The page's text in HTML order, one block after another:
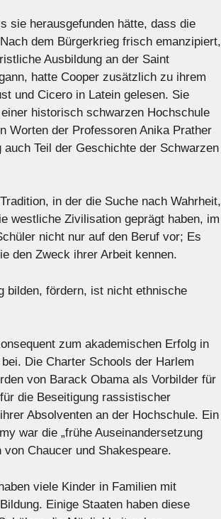
sie herausgefunden hätte, dass die
dem Bürgerkrieg frisch emanzipiert,
Ausbildung an der Saint
hatte Cooper zusätzlich zu ihrem
und Cicero in Latein gelesen. Sie
historisch schwarzen Hochschule
Worten der Professoren Anika Prather
Teil der Geschichte der Schwarzen
in der die Suche nach Wahrheit,
westliche Zivilisation geprägt haben, im
nicht nur auf den Beruf vor; Es
den Zweck ihrer Arbeit kennen.
bilden, fördern, ist nicht ethnische
zum akademischen Erfolg in
Die Charter Schools der Harlem
von Barack Obama als Vorbilder für
die Beseitigung rassistischer
Absolventen an der Hochschule. Ein
war die „frühe Auseinandersetzung
Chaucer und Shakespeare.
viele Kinder in Familien mit
Einige Staaten haben diese